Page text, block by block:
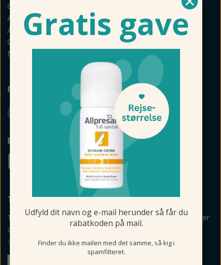
GEHWOL
Allpresan
Akileine
Camillen
Naturkosmetik
FØLG FODMAGASINET
BETALINGSMULIGHEDER
TILMELD NYHEDSBREV
Tilmeld mig nyheder, vejledning, personlige råd og anbefalinger
om produkter via mail og sms fra Fodmagsinet.dk.
Læs betingelser her>
Gratis gave
Udfyld dit navn og e-mail herunder så får du
rabatkoden på mail.
Finder du ikke mailen med det samme, så kig i
spamfilteret.